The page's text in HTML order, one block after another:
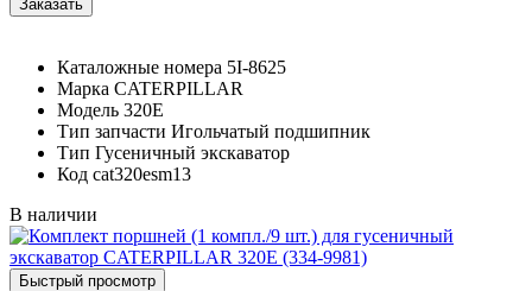
Каталожные номера 5I-8625
Марка CATERPILLAR
Модель 320E
Тип запчасти Игольчатый подшипник
Тип Гусеничный экскаватор
Код cat320esm13
В наличии